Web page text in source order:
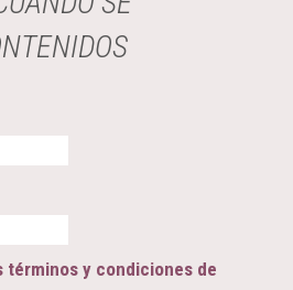
términos y condiciones de